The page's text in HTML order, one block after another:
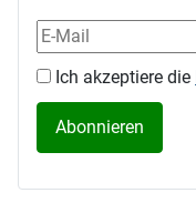
Ich akzeptiere die